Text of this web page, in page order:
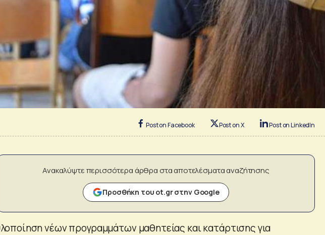
Post on Facebook Post on X Post on LinkedIn
Ανακαλύψτε περισσότερα άρθρα στα αποτελέσματα αναζήτησης
Προσθήκη του ot.gr στην Google
νέων προγραμμάτων μαθητείας και κατάρτισης για